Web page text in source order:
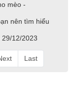
mèo -
nên tìm hiểu
12/2023
Last